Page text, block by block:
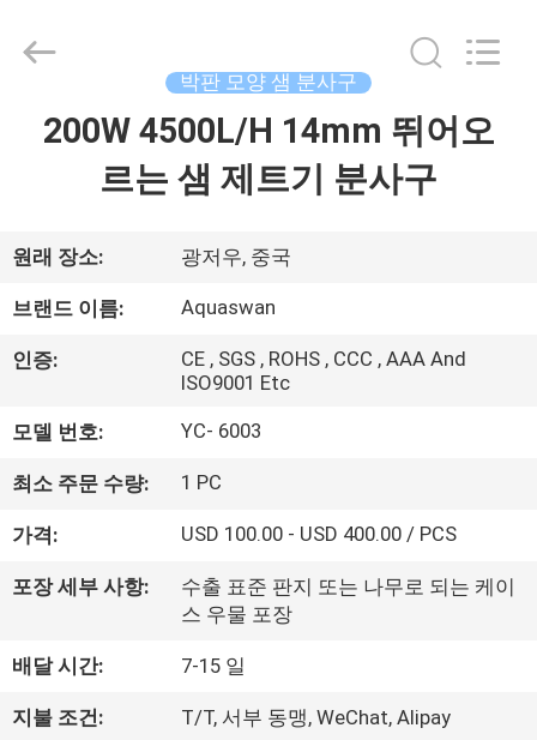
품
회
소
개
공
여
행
박판 모양 샘 분사구
200W 4500L/H 14mm 뛰어오
르는 샘 제트기 분사구
원래 장소: 광저우, 중국
브랜드 이름: Aquaswan
인증:
CE , SGS , ROHS , CCC , AAA And
ISO9001 Etc
모델 번호: YC- 6003
최소 주문 수량: 1 PC
가격: USD 100.00 - USD 400.00 / PCS
포장 세부 사항:
수출 표준 판지 또는 나무로 되는 케이
스 우물 포장
배달 시간: 7-15 일
지불 조건: T/T, 서부 동맹, WeChat, Alipay